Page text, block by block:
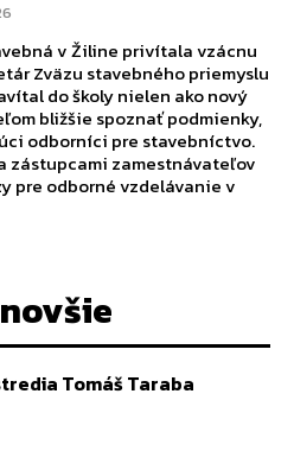
v Žiline privítala vzácnu
Zväzu stavebného priemyslu
do školy nielen ako nový
bližšie spoznať podmienky,
odborníci pre stavebníctvo.
zástupcami zamestnávateľov
pre odborné vzdelávanie v
Tomáš Taraba